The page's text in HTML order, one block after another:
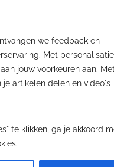
we feedback en
Met
jouw voorkeuren aan. Met
artikelen delen en video's
te klikken, ga je akkoord
nieuws,
over
supply chain
België.
Volg
Job